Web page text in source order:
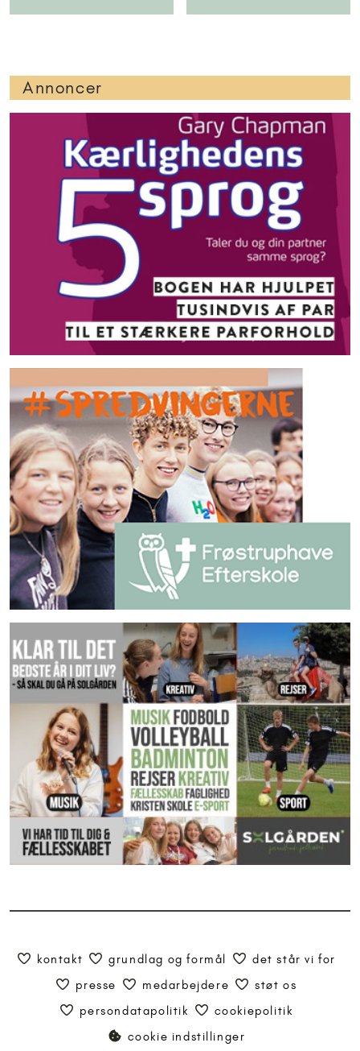
Annoncer
kontakt grundlag og formål
det står vi for
presse
medarbejdere
støt os
persondatapolitik
cookiepolitik
cookie indstillinger